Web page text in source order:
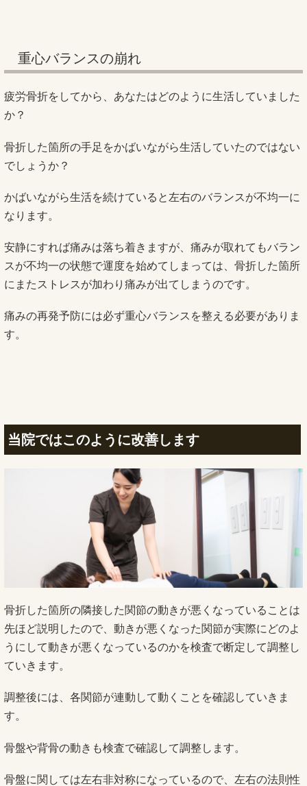
重心バランスの崩れ
疲労骨折をしてから、あなたはどのように生活していました
か？
骨折した箇所の手足をかばいながら生活していたのではない
でしょうか？
かばいながら生活を続けていると左右のバランスが不均一に
なります。
安静にすれば痛みは落ち着きますが、痛みが取れてもバラン
スが不均一の状態で運度を始めてしまっては、骨折した箇所
にまたストレスが加わり痛みが出てしまうのです。
痛みの再発予防には必ず重心バランスを整える必要がありま
す。
当院ではこのように改善します
骨折した箇所の隣接した関節の動きが悪くなっていることは
先ほど説明したので、動きが悪くなった関節が実際にどのよ
うにして動きが悪くなっているのかを検査で断定して調整し
ていきます。
調整後には、各関節が連動して動くことを確認していきま
す。
骨盤や背骨の動きも検査で確認して調整します。
骨盤に関しては左右非対称になっているので、左右の法則性